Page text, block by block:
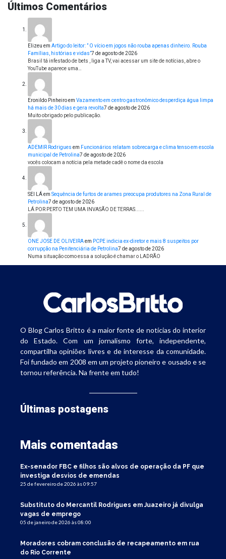
Últimos Comentários
Elizeu em Artigo do leitor: ” O vício em jogos não rouba apenas dinheiro. Rouba
Famílias, histórias e vidas”7 de agosto de 2026
Brasil tá infestado de bets , liga a TV, vai acessar um site de notícias, abre o
YouTube aparece uma…
Eronildo Pinheiroem Vazamento em centro gastronômico desperdiça água limpa
há mais de 30 dias e gera revolta7 de agosto de 2026
Muito obrigado pelo publicação.
ADEMIR Rodrigues em Funcionários relatam sobrecarga e clima tenso em escola
municipal de Petrolina7 de agosto de 2026
vocês colocam a notícia pela metade cadê o nome da escola
SEI LÁem Sequência de furtos de arames preocupa produtores na Zona Rural de
Petrolina7 de agosto de 2026
LÁ POR PERTO TEM UMA INVASÃO DE TERRAS......
ONE JOSE DE OLIVEIRAem PCPE indicia ex-diretor e mais 8 suspeitos por
corrupção na Penitenciária de Petrolina7 de agosto de 2026
Numa situação como essa a solução é chamar o LADRÃO
O Blog Carlos Britto é a maior fonte de notícias do interior
do Estado. Com um jornalismo forte, independente,
compartilha opiniões livres e de interesse da comunidade.
Foi fundado em 2008 em um projeto pioneiro e ousado e se
tornou referência. Na frente em tudo!
Últimas postagens
Mais comentadas
Ex-senador FBC e filhos são alvos de operação da PF que
investiga desvios de emendas
25 de fevereiro de 2026 às 09:57
Substituto do Mercantil Rodrigues em Juazeiro já divulga
vagas de emprego
05 de janeiro de 2026 às 08:00
Moradores cobram conclusão de recapeamento em rua
do Rio Corrente